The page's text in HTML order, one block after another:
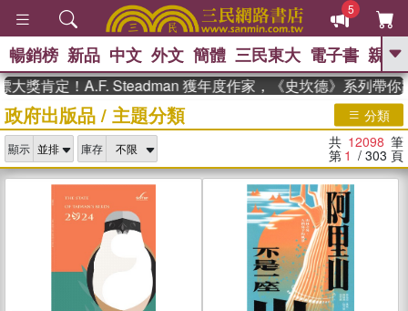
5
GO
熱搜： 高希均教授回憶錄
、 The Odyssey 、 父親節 、 如果歷
、 國際布克
獎 臺灣漫遊錄 、 方念華 、 台灣的李
數學女孩：黎曼猜想
偉大的迷走神經
暢銷榜 新品 中文 外文 簡體 三民東大 電子書 親子
定！A.F. Steadman 獲年度作家，《史坎德》系列帶你踏上熱
政府出版品/ 主題分類 分類
顯示 庫存 共 12098 筆
第 1 / 303 頁